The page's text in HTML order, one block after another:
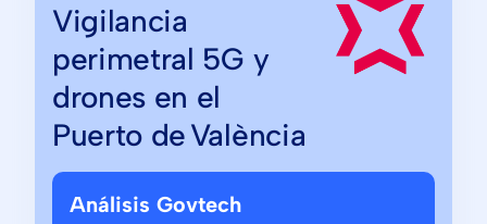
Vigilancia
perimetral 5G y
drones en el
Puerto de València
Análisis Govtech